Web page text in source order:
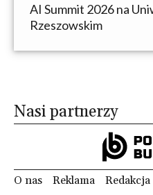
AI Summit 2026 na
Rzeszowskim
Nasi partnerzy
O nas Reklama Redakcja